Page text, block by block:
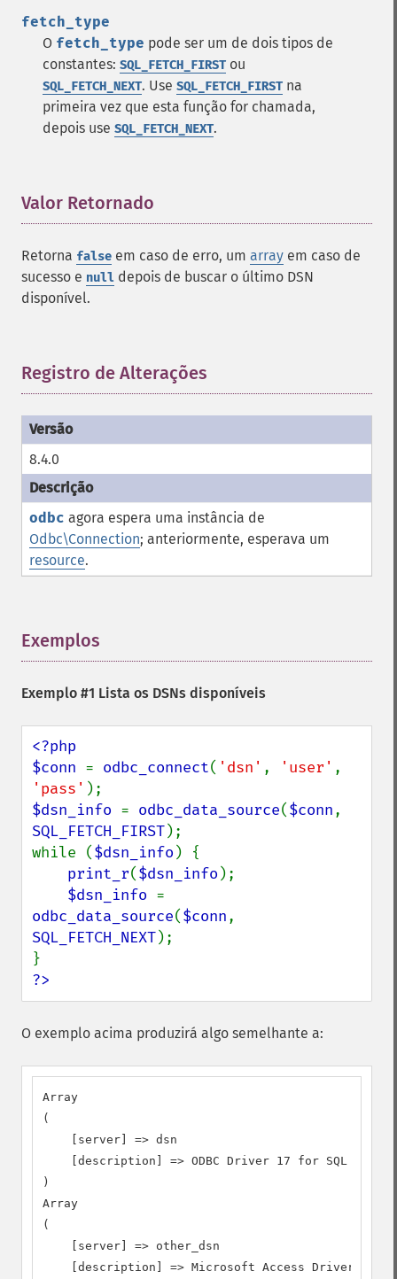
fetch_type
O fetch_type pode ser um de dois tipos de
constantes: SQL_FETCH_FIRST ou
SQL_FETCH_NEXT. Use SQL_FETCH_FIRST na
primeira vez que esta função for chamada,
depois use SQL_FETCH_NEXT.
Valor Retornado
Retorna false em caso de erro, um array em caso de
sucesso e null depois de buscar o último DSN
disponível.
Registro de Alterações
8.4.0
odbc agora espera uma instância de
Odbc\Connection; anteriormente, esperava um
resource.
Exemplos
Exemplo #1 Lista os DSNs disponíveis
<?php
$conn = odbc_connect( 'dsn' , 'user'
'pass'
$dsn_info = odbc_data_source($conn
SQL_FETCH_FIRST);
while ($dsn_info ) {
print_r($dsn_info );
$dsn_info
odbc_data_source($conn
SQL_FETCH_NEXT);
?>
O exemplo acima produzirá algo semelhante a:
Array
(
    [server] => dsn
    [description] => ODBC Driver 17 for SQL Server
)
Array
(
    [server] => other_dsn
[description] => Microsoft Access Driver